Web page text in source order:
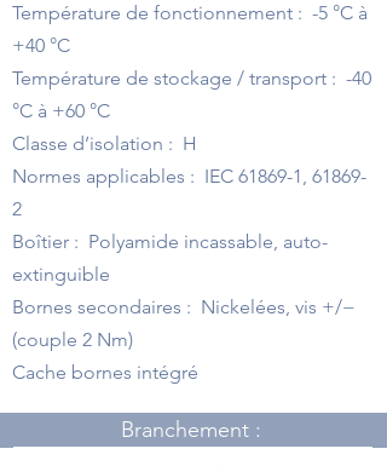
Température de fonctionnement : -5 °C à
+40 °C
Température de stockage / transport : -40
°C à +60 °C
Classe d’isolation : H
Normes applicables : IEC 61869-1, 61869-
2
Boîtier : Polyamide incassable, auto-
extinguible
Bornes secondaires : Nickelées, vis +/−
(couple 2 Nm)
Cache bornes intégré
Branchement :